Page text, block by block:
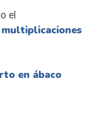
el
en ábaco